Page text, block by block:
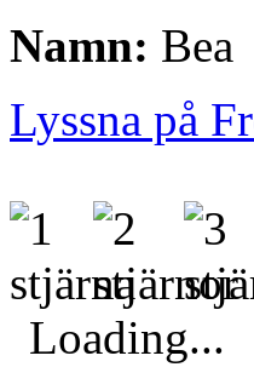
Namn: Bea
Lyssna på
Loading...